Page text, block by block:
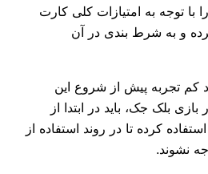
توجه به امتیازات کلی کارت
و به شرط بندی در آن
کم تجربه پیش از شروع این
بلک جک، باید در ابتدا از
کرده تا در روند استفاده از
نشوند.